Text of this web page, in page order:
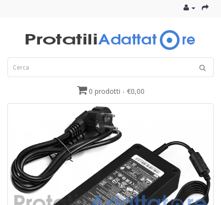
0 prodotti - €0,00